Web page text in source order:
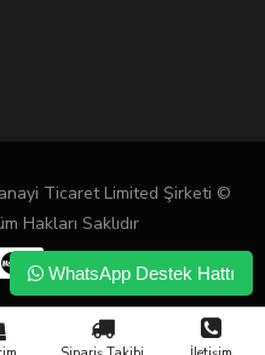
Ticaret Limited Şirketi ©
Hakları Saklıdır
WhatsApp Destek Hattı